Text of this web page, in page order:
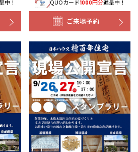
中！ QUOカード1000円分進呈中！
ご来場予約
外の建築予定地の方でも現住所の有るお近
合せください。移住の計画の方もご相談対
ください。
宮
崎
市
島